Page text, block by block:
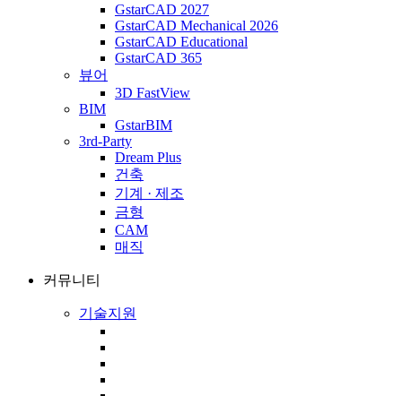
GstarCAD 2027
GstarCAD Mechanical 2026
GstarCAD Educational
GstarCAD 365
뷰어
3D FastView
BIM
GstarBIM
3rd-Party
Dream Plus
건축
기계 · 제조
금형
CAM
매직
커뮤니티
기술지원